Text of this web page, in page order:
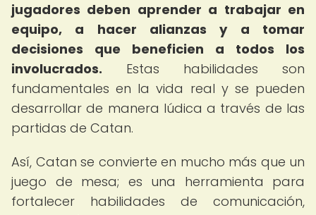
jugadores deben aprender a trabajar en
equipo, a hacer alianzas y a tomar
decisiones que beneficien a todos los
involucrados. Estas habilidades son
fundamentales en la vida real y se pueden
desarrollar de manera lúdica a través de las
partidas de Catan.
Así, Catan se convierte en mucho más que un
juego de mesa; es una herramienta para
fortalecer habilidades de comunicación,